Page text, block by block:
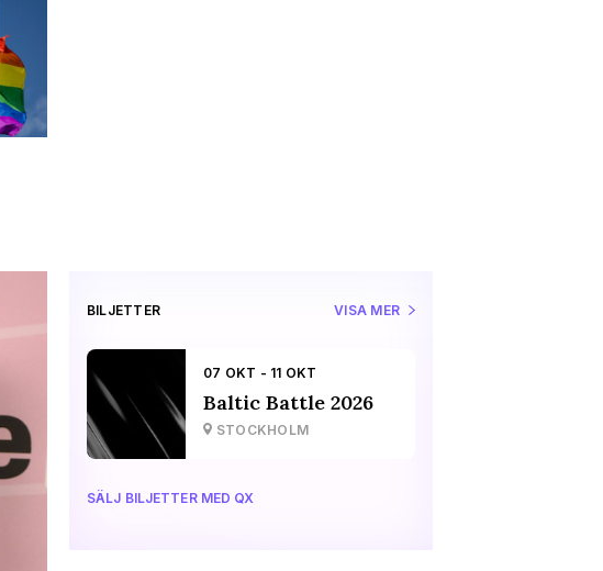
BILJETTER VISA MER
07 OKT - 11 OKT
Baltic Battle 2026
STOCKHOLM
SÄLJ BILJETTER MED QX